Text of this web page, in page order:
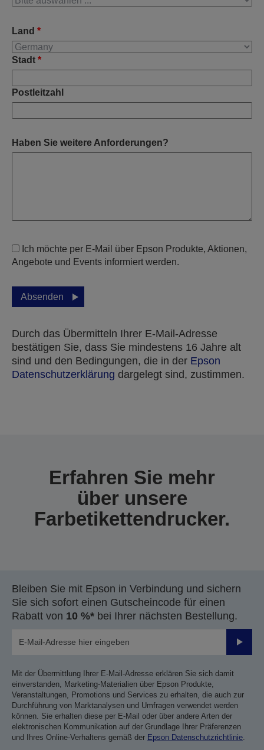
Land *
Stadt *
Postleitzahl
Haben Sie weitere Anforderungen?
Ich möchte per E-Mail über Epson Produkte, Aktionen,
Angebote und Events informiert werden.
Absenden
Durch das Übermitteln Ihrer E-Mail-Adresse
bestätigen Sie, dass Sie mindestens 16 Jahre alt
sind und den Bedingungen, die in der Epson
Datenschutzerklärung dargelegt sind, zustimmen.
mit Ihnen in Verbindung setzen.
Erfahren Sie mehr
über unsere
Farbetikettendrucker.
Bleiben Sie mit Epson in Verbindung und sichern
Sie sich sofort einen Gutscheincode für einen
Rabatt von 10 %* bei Ihrer nächsten Bestellung.
Mit der Übermittlung Ihrer E-Mail-Adresse erklären Sie sich damit
einverstanden, Marketing-Materialien über Epson Produkte,
Veranstaltungen, Promotions und Services zu erhalten, die auch zur
Durchführung von Marktanalysen und Umfragen verwendet werden
können. Sie erhalten diese per E-Mail oder über andere Arten der
elektronischen Kommunikation auf der Grundlage Ihrer Präferenzen
und Ihres Online-Verhaltens gemäß der Epson Datenschutzrichtlinie.